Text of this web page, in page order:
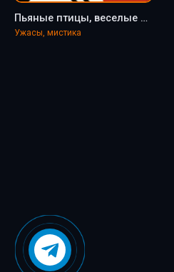
Пьяные птицы, веселые волки - Евгений Бабушкин
Ужасы, мистика